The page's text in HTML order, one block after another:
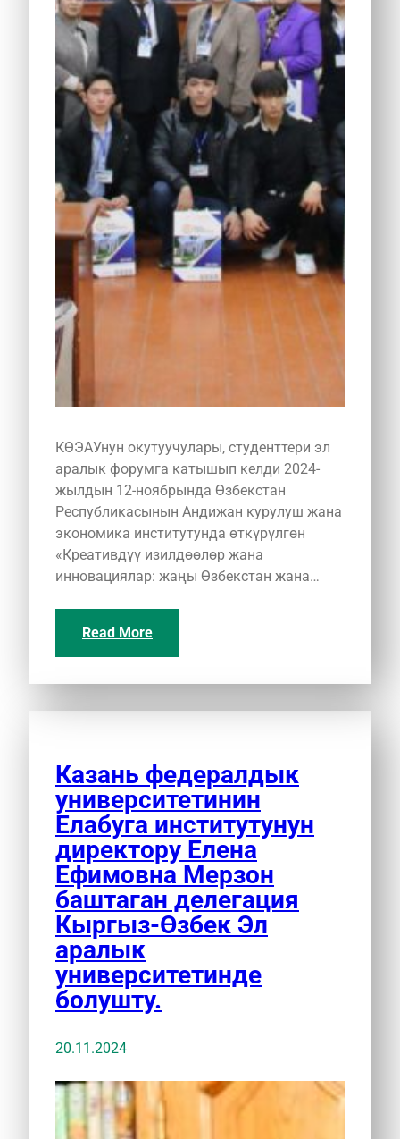
КӨЭАУнун окутуучулары, студенттери эл
аралык форумга катышып келди 2024-
жылдын 12-ноябрында Өзбекстан
Республикасынын Андижан курулуш жана
экономика институтунда өткүрүлгөн
«Креативдүү изилдөөлөр жана
инновациялар: жаңы Өзбекстан жана…
Read More
Казань федералдык
университетинин
Елабуга институтунун
директору Елена
Ефимовна Мерзон
баштаган делегация
Кыргыз-Өзбек Эл
аралык
университетинде
болушту.
20.11.2024